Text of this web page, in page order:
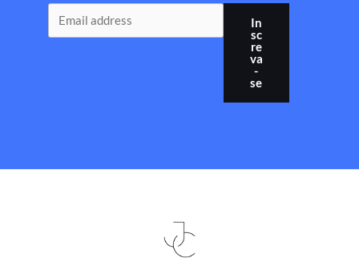
In
sc
re
va
-
se